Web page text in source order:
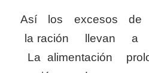
Así los excesos de
la ración llevan a
La alimentación